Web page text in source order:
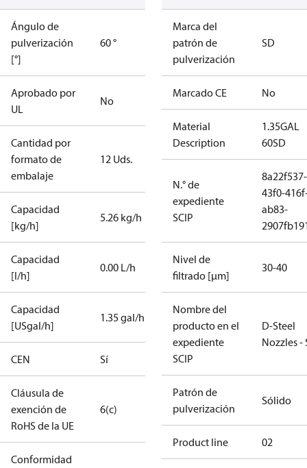
Ángulo de
pulverización
[°]
60 °
Aprobado por
UL
No
Cantidad por
formato de
embalaje
12 Uds.
Capacidad
[kg/h]
5.26 kg/h
Capacidad
[l/h]
0.00 L/h
Capacidad
[USgal/h]
1.35 gal/h
CEN Sí
Cláusula de
exención de
RoHS de la UE
6(c)
Conformidad
Marca del
patrón de
pulverización
SD
Marcado CE No
Material
Description
1.35GAL
60SD
N.° de
expediente
SCIP
8a22f537-
43f0-
ab83-
Nivel de
filtrado [µm]
30-40
Nombre del
producto en el
expediente
SCIP
D-Steel
Nozzles -
Patrón de
pulverización
Sólido
Product line 02